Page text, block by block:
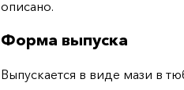
описано.
Форма выпуска
Выпускается в виде мази в